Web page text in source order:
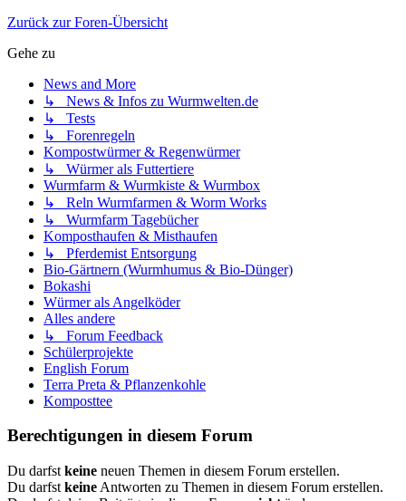
Zurück zur Foren-Übersicht
Gehe zu
News and More
↳ News & Infos zu Wurmwelten.de
↳ Tests
↳ Forenregeln
Kompostwürmer & Regenwürmer
↳ Würmer als Futtertiere
Wurmfarm & Wurmkiste & Wurmbox
↳ Reln Wurmfarmen & Worm Works
↳ Wurmfarm Tagebücher
Komposthaufen & Misthaufen
↳ Pferdemist Entsorgung
Bio-Gärtnern (Wurmhumus & Bio-Dünger)
Bokashi
Würmer als Angelköder
Alles andere
↳ Forum Feedback
Schülerprojekte
English Forum
Terra Preta & Pflanzenkohle
Komposttee
Berechtigungen in diesem Forum
Du darfst keine neuen Themen in diesem Forum erstellen.
Du darfst keine Antworten zu Themen in diesem Forum erstellen.